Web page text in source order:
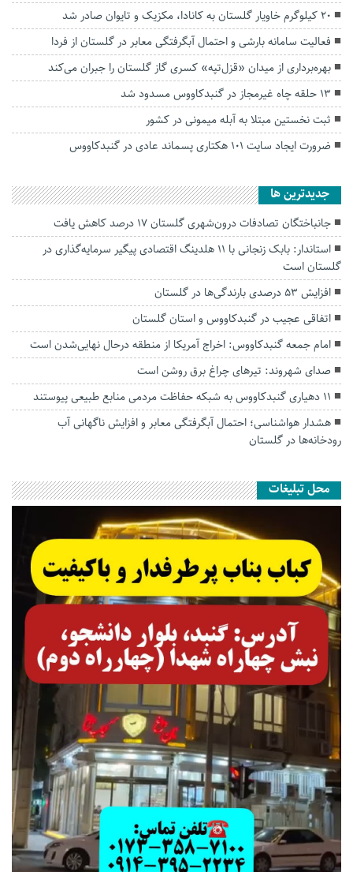
۲۰ کیلوگرم خاویار گلستان به کانادا، مکزیک و تایوان صادر شد
فعالیت سامانه بارشی و احتمال آبگرفتگی معابر در گلستان از فردا
بهره‌برداری از میدان «قزل‌تپه» کسری گاز گلستان را جبران می‌کند
۱۳ حلقه چاه غیرمجاز در گنبدکاووس مسدود شد
ثبت نخستين مبتلا به آبله میمونی در کشور
ضرورت ایجاد سایت ۱۰۱ هکتاری پسماند عادی در گنبدکاووس
جديدترين ها
جانباختگان تصادفات درون‌شهری گلستان ۱۷ درصد کاهش یافت
استاندار: بابک زنجانی با ۱۱ هلدینگ اقتصادی پیگیر سرمایه‌گذاری در
گلستان است
افزایش ۵۳ درصدی بارندگی‌ها در گلستان
اتفاقی عجیب در‌ گنبدکاووس و استان گلستان
امام جمعه گنبدکاووس: اخراج آمریکا از منطقه درحال نهایی‌شدن است
صدای شهروند: تیرهای چراغ برق روشن است
۱۱ دهیاری گنبدکاووس به شبکه حفاظت مردمی منابع طبیعی پیوستند
هشدار هواشناسی؛ احتمال آبگرفتگی معابر و افزایش ناگهانی آب
رودخانه‌ها در گلستان
محل تبلیغات